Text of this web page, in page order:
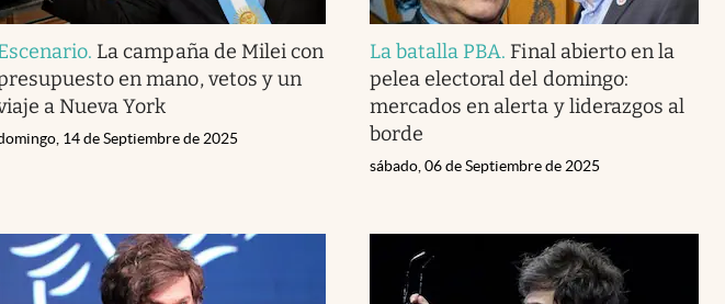
. La campaña de Milei con
en mano, vetos y un
a Nueva York
14 de Septiembre de 2025
La batalla PBA. Final abierto en la
pelea electoral del domingo:
mercados en alerta y liderazgos al
borde
sábado, 06 de Septiembre de 2025